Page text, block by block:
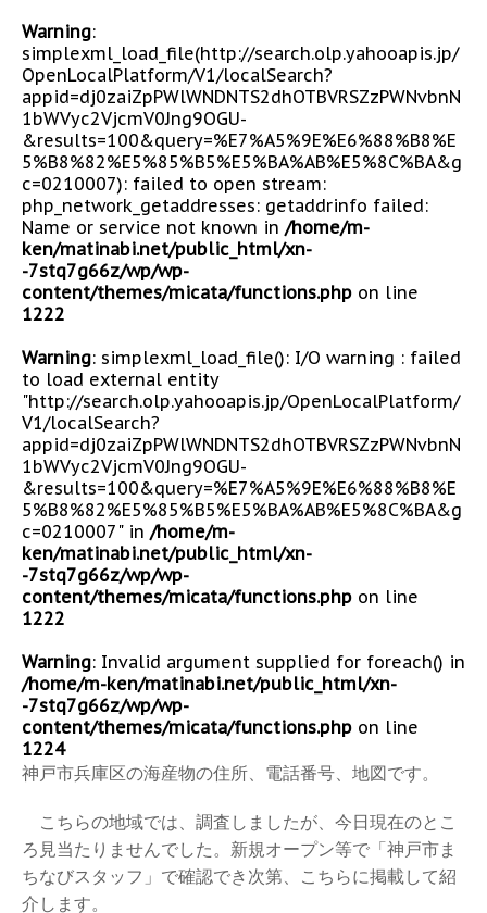
Warning:
simplexml_load_file(http://search.olp.yahooapis.jp/
OpenLocalPlatform/V1/localSearch?
appid=dj0zaiZpPWlWNDNTS2dhOTBVRSZzPWNvbnN
1bWVyc2VjcmV0Jng9OGU-
&results=100&query=%E7%A5%9E%E6%88%B8%E
5%B8%82%E5%85%B5%E5%BA%AB%E5%8C%BA&g
c=0210007): failed to open stream:
php_network_getaddresses: getaddrinfo failed:
Name or service not known in /home/m-
ken/matinabi.net/public_html/xn-
-7stq7g66z/wp/wp-
content/themes/micata/functions.php on line
1222
Warning: simplexml_load_file(): I/O warning : failed
to load external entity
"http://search.olp.yahooapis.jp/OpenLocalPlatform/
V1/localSearch?
appid=dj0zaiZpPWlWNDNTS2dhOTBVRSZzPWNvbnN
1bWVyc2VjcmV0Jng9OGU-
&results=100&query=%E7%A5%9E%E6%88%B8%E
5%B8%82%E5%85%B5%E5%BA%AB%E5%8C%BA&g
c=0210007" in /home/m-
ken/matinabi.net/public_html/xn-
-7stq7g66z/wp/wp-
content/themes/micata/functions.php on line
1222
Warning: Invalid argument supplied for foreach() in
/home/m-ken/matinabi.net/public_html/xn-
-7stq7g66z/wp/wp-
content/themes/micata/functions.php on line
1224
神戸市兵庫区の海産物の住所、電話番号、地図です。
こちらの地域では、調査しましたが、今日現在のとこ
ろ見当たりませんでした。新規オープン等で「神戸市ま
ちなびスタッフ」で確認でき次第、こちらに掲載して紹
介します。